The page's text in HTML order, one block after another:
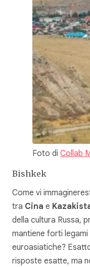
Foto di Collab
Bishkek
Come vi
tra Cina e
della cultura Russa,
mantiene forti
euroasiatiche?
risposte esatte, ma